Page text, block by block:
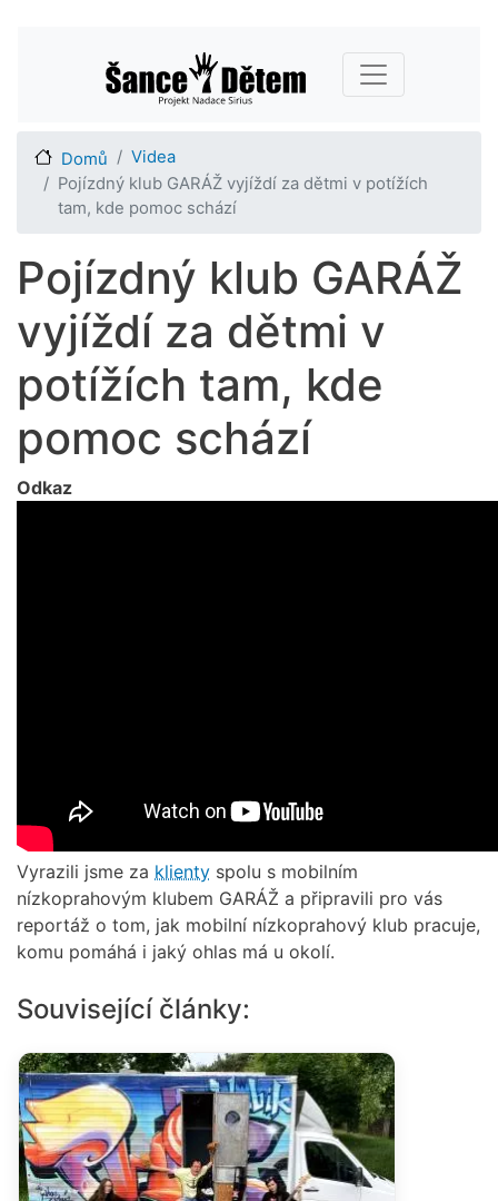
hlavnímu
obsahu
Main navigation
Domů
Videa
Pojízdný klub GARÁŽ vyjíždí za dětmi v potížích
tam, kde pomoc schází
Pojízdný klub GARÁŽ
vyjíždí za dětmi v
potížích tam, kde
pomoc schází
Odkaz
Vyrazili jsme za klienty spolu s mobilním
nízkoprahovým klubem GARÁŽ a připravili pro vás
reportáž o tom, jak mobilní nízkoprahový klub pracuje,
komu pomáhá i jaký ohlas má u okolí.
Související články: